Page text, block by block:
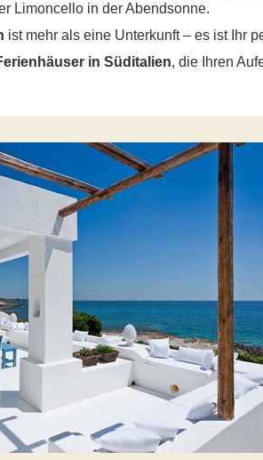
Limoncello in der Abendsonne.
ist mehr als eine Unterkunft – es ist Ihr
in Süditalien, die Ihren